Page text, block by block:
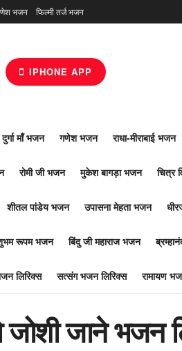
भजन फिल्मी तर्ज भजन
IPHONE APP
दुर्गा माँ भजन गणेश भजन राधा-मीराबाई भजन
रोमी जी भजन मुकेश बागड़ा भजन चित्र
शीतल पांडेय भजन उपासना मेहता भजन
रूपम भजन बिंदु जी महाराज भजन
लिरिक्स सत्संग भजन लिरिक्स रामायण
जोशी जाने भजन